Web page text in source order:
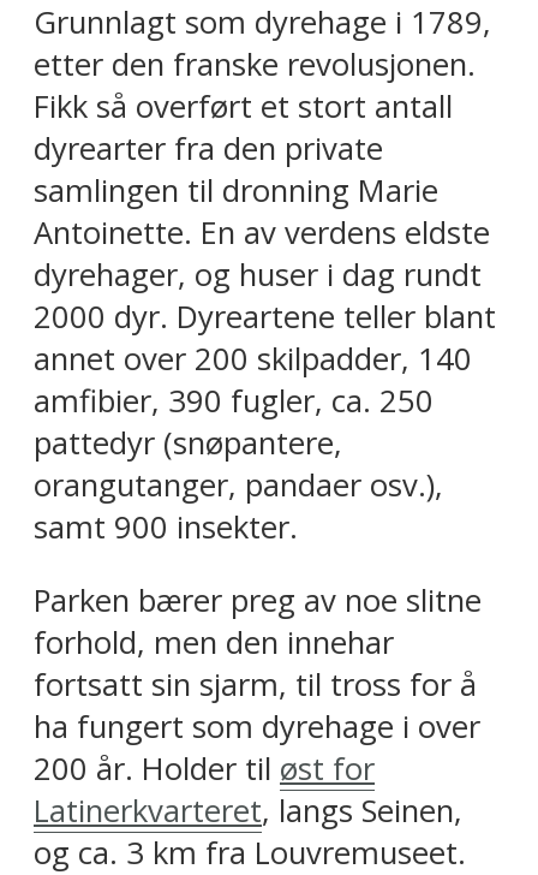
Grunnlagt som dyrehage i 1789,
etter den franske revolusjonen.
Fikk så overført et stort antall
dyrearter fra den private
samlingen til dronning Marie
Antoinette. En av verdens eldste
dyrehager, og huser i dag rundt
2000 dyr. Dyreartene teller blant
annet over 200 skilpadder, 140
amfibier, 390 fugler, ca. 250
pattedyr (snøpantere,
orangutanger, pandaer osv.),
samt 900 insekter.
Parken bærer preg av noe slitne
forhold, men den innehar
fortsatt sin sjarm, til tross for å
ha fungert som dyrehage i over
200 år. Holder til øst for
Latinerkvarteret, langs Seinen,
og ca. 3 km fra Louvremuseet.